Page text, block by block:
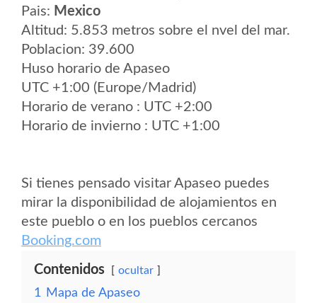
Pais: Mexico
Altitud: 5.853 metros sobre el nvel del mar.
Poblacion: 39.600
Huso horario de Apaseo
UTC +1:00 (Europe/Madrid)
Horario de verano : UTC +2:00
Horario de invierno : UTC +1:00
Si tienes pensado visitar Apaseo puedes
mirar la disponibilidad de alojamientos en
este pueblo o en los pueblos cercanos
Booking.com
Contenidos ocultar
1
Mapa de Apaseo